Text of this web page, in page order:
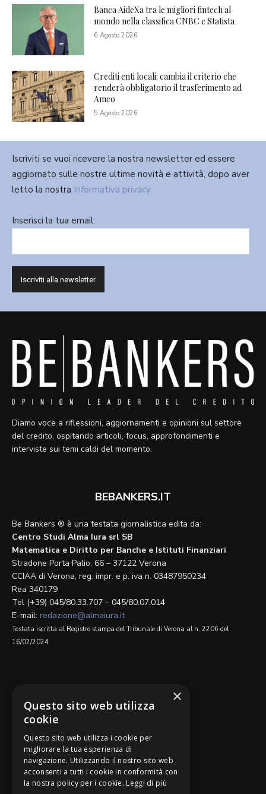
Banca AideXa tra le migliori fintech al
mondo nella classifica CNBC e Statista
6 Agosto 2026
Crediti enti locali: cambia il criterio che
renderà obbligatorio il trasferimento ad
Amco
5 Agosto 2026
Iscriviti se vuoi ricevere la nostra newsletter ed essere
aggiornato sulle nostre ultime novità e attività, dopo aver
letto la nostra Informativa privacy
Inserisci la tua email:
Diamo voce a riflessioni, aggiornamenti e opinioni sul settore
del credito, ospitando articoli, focus, approfondimenti e
interviste sui temi caldi del momento.
BEBANKERS.IT
Be Bankers ® è una testata giornalistica edita da:
Centro Studi Alma Iura srl SB
Matematica e Diritto per Banche e Istituti Finanziari
Stradone Porta Palio, 66 – 37122 Verona
CCIAA di Verona, reg. impr. e p. iva n. 03487950234
Rea 340179
Tel (+39) 045/80.33.707 – 045/80.07.014
E-mail: redazione@almaiura.it
Testata iscritta al Registro stampa del Tribunale di Verona al n. 2206 del
16/02/2024
Be Bankers è ideato da
×
Questo sito web utilizza
cookie
Questo sito web utilizza i cookie per
migliorare la tua esperienza di
navigazione. Utilizzando il nostro sito web
acconsenti a tutti i cookie in conformità con
la nostra policy per i cookie. Leggi di più